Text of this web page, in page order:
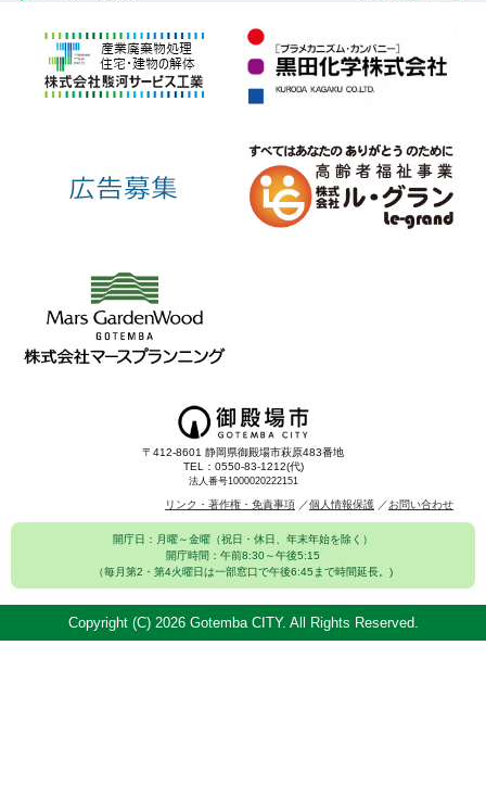
〒412-8601 静岡県御殿場市萩原483番地
TEL：0550-83-1212(代)
法人番号1000020222151
リンク・著作権・免責事項 個人情報保護 お問い合わせ
開庁日：月曜～金曜（祝日・休日、年末年始を除く）
開庁時間：午前8:30～午後5:15
（毎月第2・第4火曜日は一部窓口で午後6:45まで時間延長。)
Copyright (C) 2026 Gotemba CITY. All Rights Reserved.